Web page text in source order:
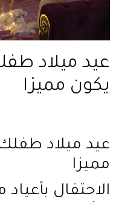
عيد ميلاد
يكون مميزا
عيد ميلاد
مميزا
الاحتفال